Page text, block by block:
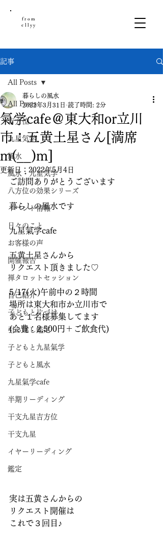
from
ellyy
記事
All Posts
吉方位
九星気学
風水
風水・九星気学
八方位の効果シリーズ
イベント情報
日々のこと
お客様の声
開催報告
禅タロットセッション
自己紹介
子どもと片づけ
引っ越し鑑定
子どもと九星氣学
子どもと風水
九星氣学cafe
半期リーディング
干支九星吉方位
干支九星
イヤーリーディング
鑑定
All Posts
氣学cafe＠東大和or立川
市：五黄土星さん[満席
m(__)m]
暮らしの風水
2022年3月31日 読了時間: 2分
更新日： 2022年5月4日
ご訪問ありがとうございます
暮らしの風水です
九星氣学cafe
五黄土星さんから
リクエスト頂きました♡
5/17(火)午前中の２時間
場所は東大和市か立川市で
あと１名様募集してます
(会費：2,500円＋ご飲食代)
実は五黄さんからの
リクエスト開催は
これで３回目♪